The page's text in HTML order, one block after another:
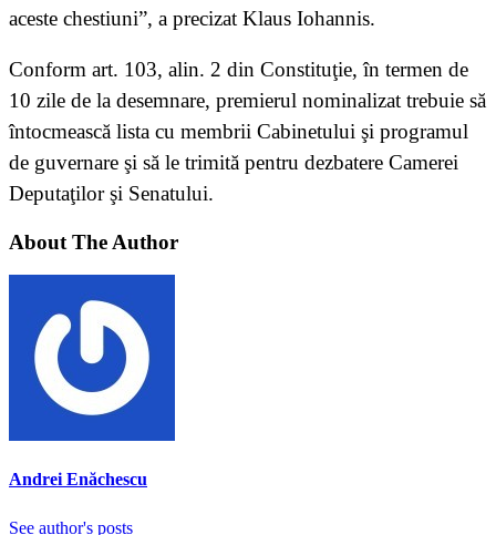
aceste chestiuni”, a precizat Klaus Iohannis.
Conform art. 103, alin. 2 din Constituţie, în termen de
10 zile de la desemnare, premierul nominalizat trebuie să
întocmească lista cu membrii Cabinetului şi programul
de guvernare şi să le trimită pentru dezbatere Camerei
Deputaţilor şi Senatului.
About The Author
Andrei Enăchescu
See author's posts